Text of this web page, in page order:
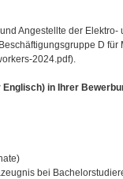
Angestellte der
D
2024.pdf).
in Ihrer
bei